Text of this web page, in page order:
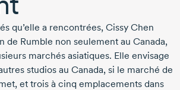
qu’elle a rencontrées, Cissy Chen
de Rumble non seulement au Canada,
marchés asiatiques. Elle envisage
studios au Canada, si le marché de
et trois à cinq emplacements dans